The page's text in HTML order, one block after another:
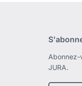
Abonnez-
JURA.